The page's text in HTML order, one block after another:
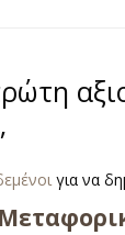
για να